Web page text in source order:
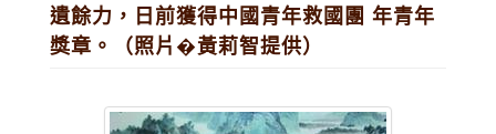
遺餘力，日前獲得中國青年救國團 年青年
獎章。（照片�黃莉智提供）